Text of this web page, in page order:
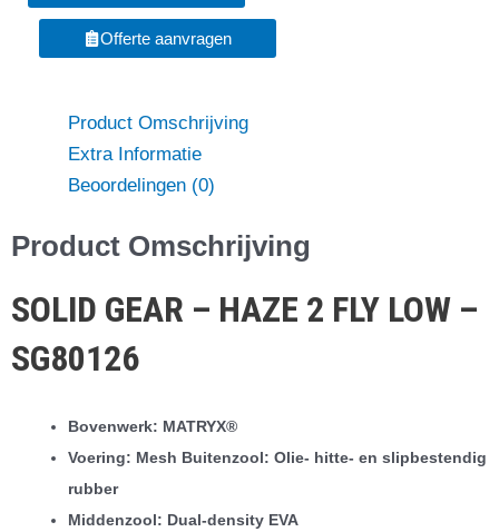
-
aantal
Offerte aanvragen
Product Omschrijving
Extra Informatie
Beoordelingen (0)
Product Omschrijving
SOLID GEAR – HAZE 2 FLY LOW –
SG80126
Bovenwerk: MATRYX®
Voering: Mesh Buitenzool: Olie- hitte- en slipbestendig
rubber
Middenzool: Dual-density EVA